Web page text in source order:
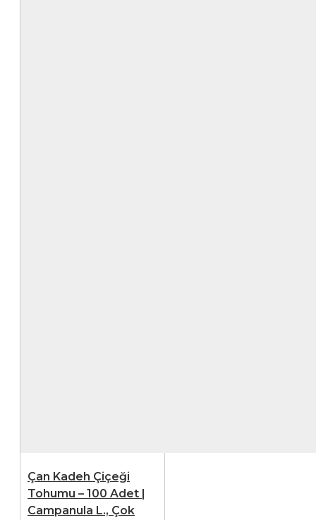
Çan Kadeh Çiçeği
Tohumu – 100 Adet |
Campanula L., Çok